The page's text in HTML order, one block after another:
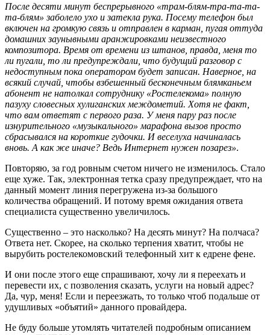
После десяти минут беспрерывного «трам-блям-тра-та-та-
та-блям» заболело ухо и затекла рука. Посему телефон был
включен на громкую связь и отправлен в карман, пугая оттуда
домашних заунывными аранжировками неизвестного
композитора. Время от времени из штанов, правда, меня то
ли пугали, то ли предупреждали, что будущий разговор с
недоступным пока оператором будет записан. Наверное, на
всякий случай, чтобы взбешенный бесконечным блямканьем
абонент не натолкал сотруднику «Ростелекома» полную
пазуху словесных хулиганских междометий. Хотя не факт,
что вам ответят с первого раза. У меня пару раз после
изнурительного «музыкального» марафона вызов просто
сбрасывался на короткие гудочки. И веселуха начиналась
вновь. А как же иначе? Ведь Интернет нужен позарез».
Повторяю, за год ровным счетом ничего не изменилось. Стало
еще хуже. Так, электронная тетка сразу предупреждает, что на
данный момент линия перегружена из-за большого
количества обращений. И потому время ожидания ответа
специалиста существенно увеличилось.
Существенно – это насколько? На десять минут? На полчаса?
Ответа нет. Скорее, на сколько терпения хватит, чтобы не
вырубить ростелекомовский телефонный хит к едрене фене.
И они после этого еще спрашивают, хочу ли я переехать и
перевести их, с позволения сказать, услуги на новый адрес?
Да, чур, меня! Если и переезжать, то только чтоб подальше от
удушливых «объятий» данного провайдера.
Не буду больше утомлять читателей подробным описанием